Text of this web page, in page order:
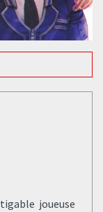
joueuse